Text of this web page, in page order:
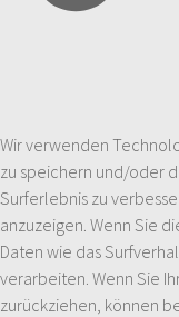
Wir verwenden
zu speichern und/oder
Surferlebnis zu
anzuzeigen. Wenn Sie
Daten wie das
verarbeiten. Wenn Sie
zurückziehen, können